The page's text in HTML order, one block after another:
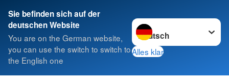
Sie befinden sich auf der
deutschen Website
You are on the German website,
you can use the switch to switch to
the English one
Sprache wechseln zu
Alles klar